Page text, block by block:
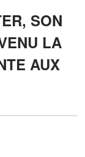
SON
LA
AUX